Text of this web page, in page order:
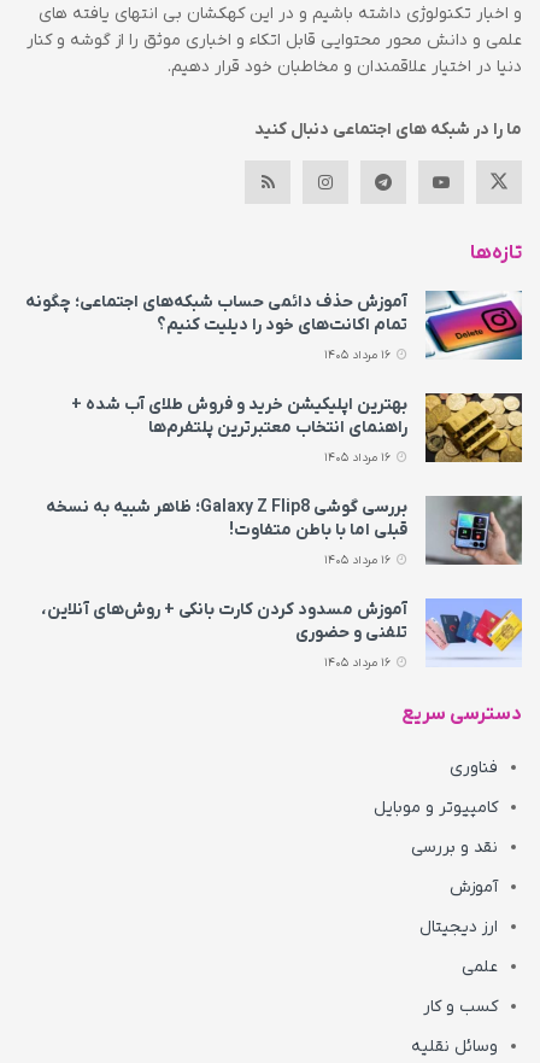
و اخبار تکنولوژی داشته باشیم و در این کهکشان بی انتهای یافته های
علمی و دانش محور محتوایی قابل اتکاء و اخباری موثق را از گوشه و کنار
دنیا در اختیار علاقمندان و مخاطبان خود قرار دهیم.
ما را در شبکه های اجتماعی دنبال کنید
تازه‌ها
آموزش حذف دائمی حساب شبکه‌های اجتماعی؛ چگونه
تمام اکانت‌های خود را دیلیت کنیم؟
بهترین اپلیکیشن خرید و فروش طلای آب شده +
راهنمای انتخاب معتبرترین پلتفرم‌ها
بررسی گوشی Galaxy Z Flip8؛ ظاهر شبیه به نسخه
قبلی اما با باطن متفاوت!
آموزش مسدود کردن کارت بانکی + روش‌های آنلاین،
تلفنی و حضوری
دسترسی سریع
فناوری
کامپیوتر و موبایل
نقد و بررسی
آموزش
ارز دیجیتال
علمی
کسب و کار
وسائل نقلیه